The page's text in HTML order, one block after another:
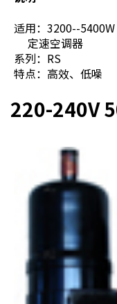
适用：3200--5400W
定速空调器
系列：RS
特点：高效、低噪
220-240V